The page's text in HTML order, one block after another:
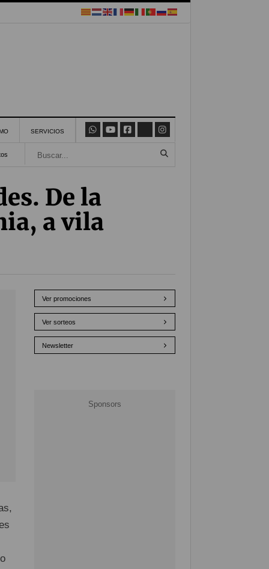
SERVICIOS
De la
a vila
Ver promociones
Ver sorteos
Newsletter